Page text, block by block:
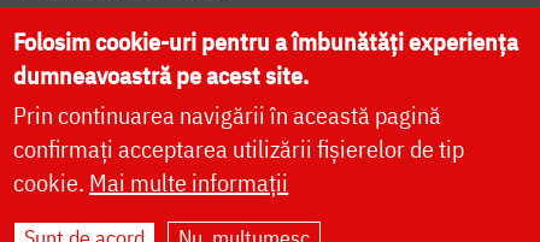
DONEAZĂ ONLINE PENTRU CATEDRALA NAȚIONALĂ
LIVE
Folosim cookie-uri pentru a îmbunătăți experiența
dumneavoastră pe acest site.
Prin continuarea navigării în această pagină
confirmați acceptarea utilizării fișierelor de tip
cookie. Mai multe informații